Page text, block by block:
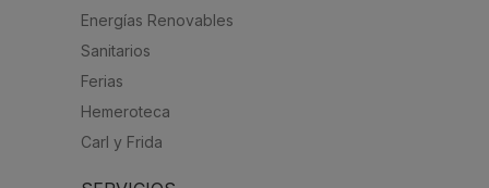
Energías Renovables
Sanitarios
Ferias
Hemeroteca
Carl y Frida